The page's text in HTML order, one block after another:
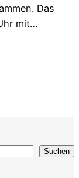
Das
mit…
Suchen